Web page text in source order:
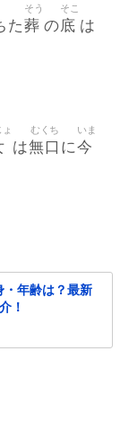
た葬
そう
の底
そこ
は
は無口
むくち
に今
いま
・年齢は？最新
！